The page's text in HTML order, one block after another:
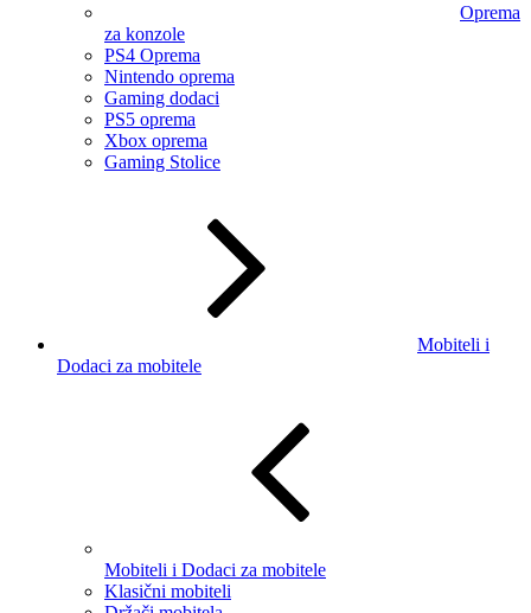
Oprema
za konzole
PS4 Oprema
Nintendo oprema
Gaming dodaci
PS5 oprema
Xbox oprema
Gaming Stolice
Mobiteli i
Dodaci za mobitele
Mobiteli i Dodaci za mobitele
Klasični mobiteli